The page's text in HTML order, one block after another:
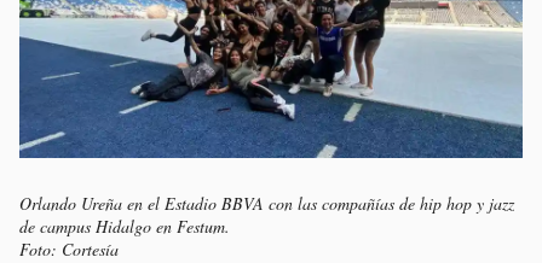
Orlando Ureña en el Estadio BBVA con las compañías de hip hop y jazz
de campus Hidalgo en Festum.
Foto: Cortesía